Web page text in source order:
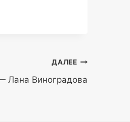
ДАЛЕЕ
Лана Виноградова